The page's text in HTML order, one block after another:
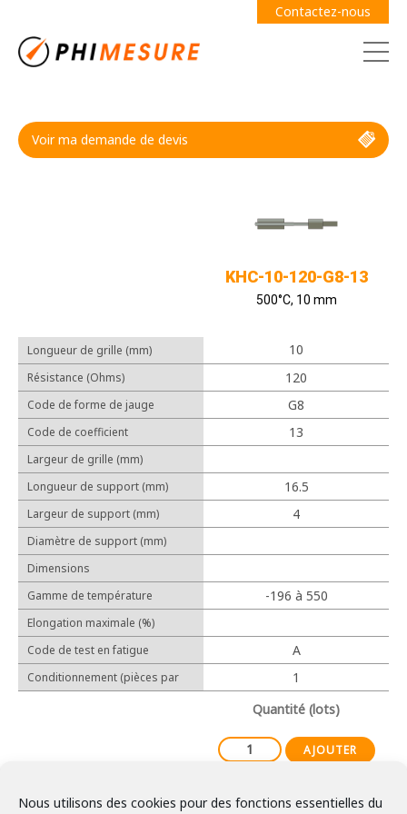
Nous utilisons des cookies pour des fonctions essentielles du
Outillage manuel
Outillage électrique
Réalisations
Contactez-nous
Voir ma demande de devis
Longueur de grille (mm)
Résistance (Ohms)
Code de forme de jauge
Code de coefficient
d'allongement linéaire (10-6/℃)
Largeur de grille (mm)
Longueur de support (mm)
Largeur de support (mm)
Diamètre de support (mm)
Dimensions
Gamme de température
d'utilisation
Elongation maximale (%)
Code de test en fatigue
Conditionnement (pièces par
lot)
KHC-10-120-G8-13
500°C, 10 mm
Quantité (lots)
AJOUTER
10
120
G8
13
16.5
4
-196 à 550
A
1